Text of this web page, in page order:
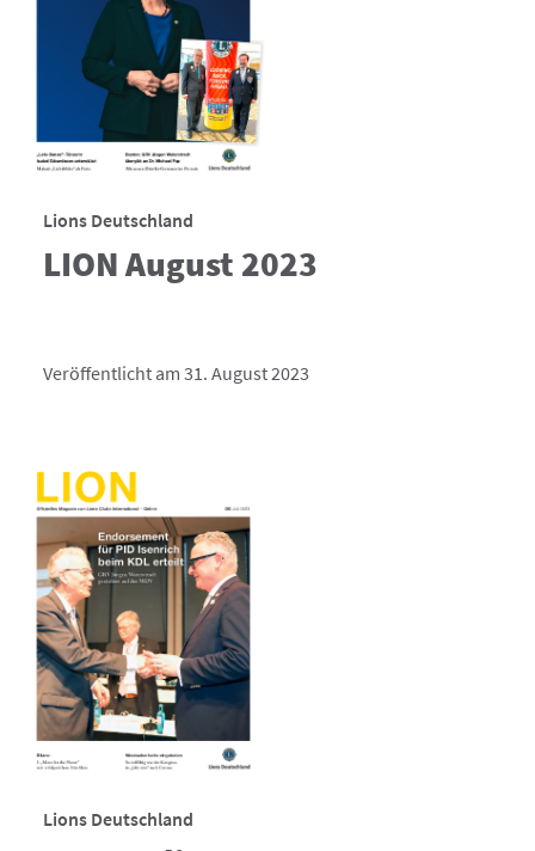
Lions Deutschland
LION August 2023
Veröffentlicht am 31. August 2023
Lions Deutschland